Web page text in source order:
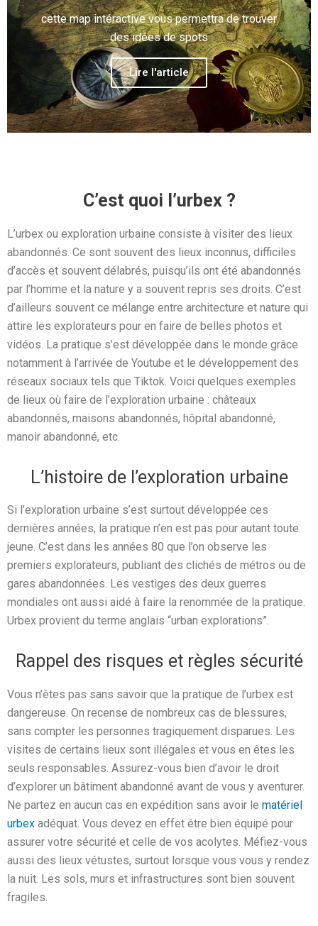
cette map intéractive vous permettra de trouver
des idées de spots
Lire l'article
C’est quoi l’urbex ?
L’urbex ou exploration urbaine consiste à visiter des lieux
abandonnés. Ce sont souvent des lieux inconnus, difficiles
d’accès et souvent délabrés, puisqu’ils ont été abandonnés
par l’homme et la nature y a souvent repris ses droits. C’est
d’ailleurs souvent ce mélange entre architecture et nature qui
attire les explorateurs pour en faire de belles photos et
vidéos. La pratique s’est développée dans le monde grâce
notamment à l’arrivée de Youtube et le développement des
réseaux sociaux tels que Tiktok. Voici quelques exemples
de lieux où faire de l’exploration urbaine : châteaux
abandonnés, maisons abandonnés, hôpital abandonné,
manoir abandonné, etc.
L’histoire de l’exploration urbaine
Si l’exploration urbaine s’est surtout développée ces
dernières années, la pratique n’en est pas pour autant toute
jeune. C’est dans les années 80 que l’on observe les
premiers explorateurs, publiant des clichés de métros ou de
gares abandonnées. Les vestiges des deux guerres
mondiales ont aussi aidé à faire la renommée de la pratique.
Urbex provient du terme anglais “urban explorations”.
Rappel des risques et règles sécurité
Vous n’êtes pas sans savoir que la pratique de l’urbex est
dangereuse. On recense de nombreux cas de blessures,
sans compter les personnes tragiquement disparues. Les
visites de certains lieux sont illégales et vous en êtes les
seuls responsables. Assurez-vous bien d’avoir le droit
d’explorer un bâtiment abandonné avant de vous y aventurer.
Ne partez en aucun cas en expédition sans avoir le matériel
urbex adéquat. Vous devez en effet être bien équipé pour
assurer votre sécurité et celle de vos acolytes. Méfiez-vous
aussi des lieux vétustes, surtout lorsque vous vous y rendez
la nuit. Les sols, murs et infrastructures sont bien souvent
fragiles.